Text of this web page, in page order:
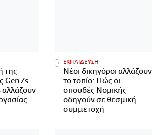
της
Gen Zs
αλλάζουν
ΕΚΠΑΙΔΕΥΣΗ
Νέοι δικηγόροι αλλάζουν
το τοπίο: Πώς οι
σπουδές Νομικής
οδηγούν σε θεσμική
συμμετοχή